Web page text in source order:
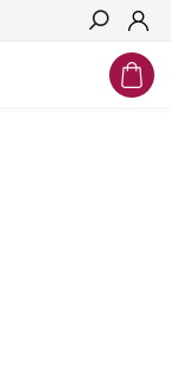
Hľadať